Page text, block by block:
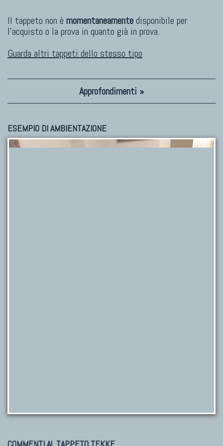
Il tappeto non è momentaneamentedisponibile per
l'acquisto o la prova in quanto già in prova.
Guarda altri tappeti dello stesso tipo
Approfondimenti »
ESEMPIO DI AMBIENTAZIONE